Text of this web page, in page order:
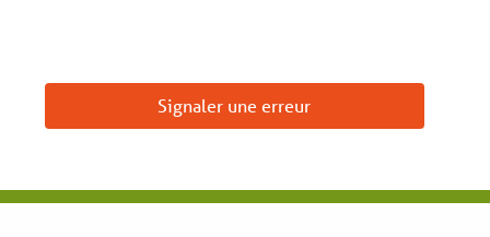
Signaler une erreur